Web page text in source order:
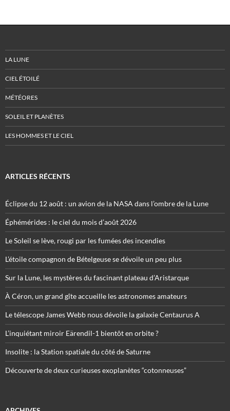
LA LUNE
CIEL ÉTOILÉ
MÉTÉORES
SOLEIL ET PLANÈTES
LES HOMMES ET LE CIEL
ARTICLES RÉCENTS
Éclipse du 12 août : un avion de la NASA dans l’ombre de la Lune
Éphémérides : le ciel du mois d’août 2026
Le Soleil se lève, rougi par les fumées des incendies
L’étoile compagnon de Bételgeuse se dévoile un peu plus
Sur la Lune, les mystères du fascinant plateau d’Aristarque
À Céron, un grand gîte accueille les astronomes amateurs
Le télescope James Webb nous dévoile la galaxie Centaurus A
L’inquiétant miroir Eärendil-1 bientôt en orbite ?
Insolite : la Station spatiale du côté de Saturne
Découverte de deux curieuses exoplanètes “cotonneuses”